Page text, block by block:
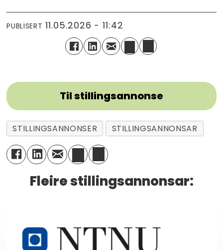
PUBLISERT 11.05.2026 - 11:42
Til stillingsannonse
STILLINGSANNONSER STILLINGSANNONSAR
Fleire stillingsannonsar: